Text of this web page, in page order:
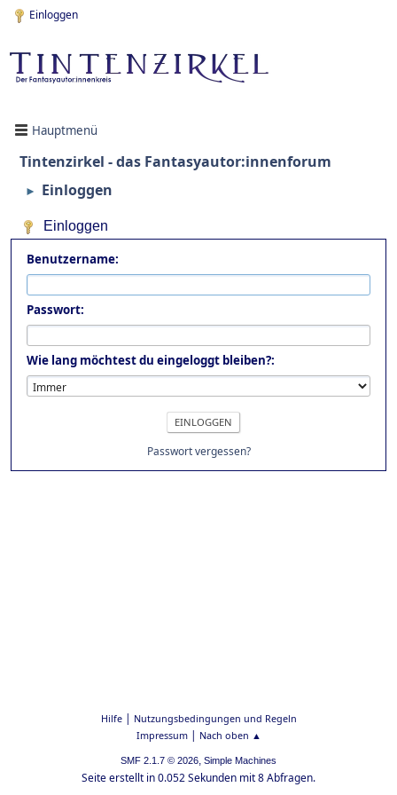
Einloggen
Hauptmenü
Tintenzirkel - das Fantasyautor:innenforum
► Einloggen
Einloggen
Benutzername:
Passwort:
Wie lang möchtest du eingeloggt bleiben?:
Passwort vergessen?
Hilfe| Nutzungsbedingungen und Regeln
Impressum| Nach oben ▲
SMF 2.1.7 © 2026, Simple Machines
Seite erstellt in 0.052 Sekunden mit 8 Abfragen.